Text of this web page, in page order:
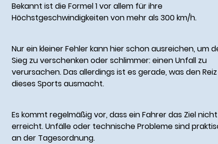
Bekannt ist die Formel 1 vor allem für ihre
Höchstgeschwindigkeiten von mehr als 300 km/h.
Nur ein kleiner Fehler kann hier schon ausreichen, um
Sieg zu verschenken oder schlimmer: einen Unfall zu
verursachen. Das allerdings ist es gerade, was den Reiz
dieses Sports ausmacht.
Es kommt regelmäßig vor, dass ein Fahrer das Ziel nicht
erreicht. Unfälle oder technische Probleme sind
an der Tagesordnung.